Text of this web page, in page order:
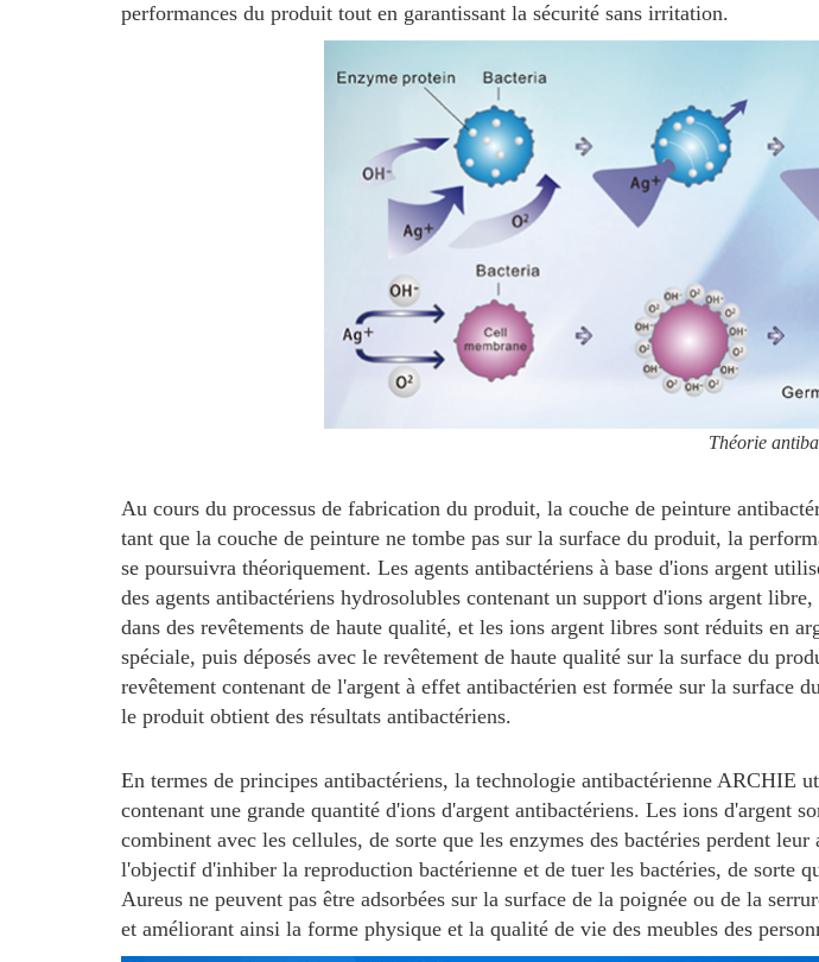
performances du produit tout en garantissant la sécurité sans irritation.
Théorie
Au cours du processus de fabrication du produit, la couche de peinture
tant que la couche de peinture ne tombe pas sur la surface du produit, la
se poursuivra théoriquement. Les agents antibactériens à base d'ions argent
des agents antibactériens hydrosolubles contenant un support d'ions argent
dans des revêtements de haute qualité, et les ions argent libres sont réduits en
spéciale, puis déposés avec le revêtement de haute qualité sur la surface du
revêtement contenant de l'argent à effet antibactérien est formée sur la surface
le produit obtient des résultats antibactériens.
En termes de principes antibactériens, la technologie antibactérienne ARCHIE
contenant une grande quantité d'ions d'argent antibactériens. Les ions d'argent
combinent avec les cellules, de sorte que les enzymes des bactéries perdent
l'objectif d'inhiber la reproduction bactérienne et de tuer les bactéries, de sorte
Aureus ne peuvent pas être adsorbées sur la surface de la poignée ou de la
et améliorant ainsi la forme physique et la qualité de vie des meubles des